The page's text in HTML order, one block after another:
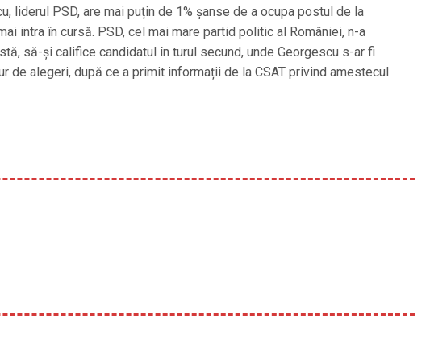
liderul PSD, are mai puțin de 1% șanse de a ocupa postul de la
intra în cursă. PSD, cel mai mare partid politic al României, n-a
să-și califice candidatul în turul secund, unde Georgescu s-ar fi
de alegeri, după ce a primit informații de la CSAT privind amestecul